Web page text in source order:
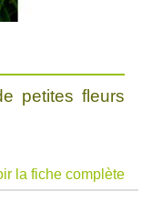
petites fleurs
la fiche complète